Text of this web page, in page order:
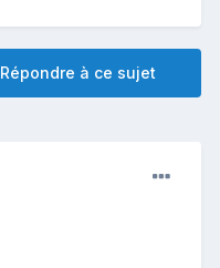
Répondre à ce sujet